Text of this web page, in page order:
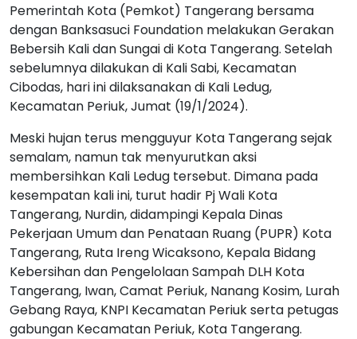
Pemerintah Kota (Pemkot) Tangerang bersama
dengan Banksasuci Foundation melakukan Gerakan
Bebersih Kali dan Sungai di Kota Tangerang. Setelah
sebelumnya dilakukan di Kali Sabi, Kecamatan
Cibodas, hari ini dilaksanakan di Kali Ledug,
Kecamatan Periuk, Jumat (19/1/2024).
Meski hujan terus mengguyur Kota Tangerang sejak
semalam, namun tak menyurutkan aksi
membersihkan Kali Ledug tersebut. Dimana pada
kesempatan kali ini, turut hadir Pj Wali Kota
Tangerang, Nurdin, didampingi Kepala Dinas
Pekerjaan Umum dan Penataan Ruang (PUPR) Kota
Tangerang, Ruta Ireng Wicaksono, Kepala Bidang
Kebersihan dan Pengelolaan Sampah DLH Kota
Tangerang, Iwan, Camat Periuk, Nanang Kosim, Lurah
Gebang Raya, KNPI Kecamatan Periuk serta petugas
gabungan Kecamatan Periuk, Kota Tangerang.